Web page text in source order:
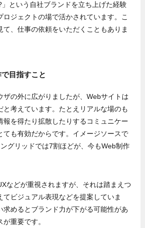
という自社ブランドを立ち上げた経験
ロジェクトの場で活かされています。こ
て、仕事の依頼をいただくこともありま
目指すこと
ザの外に広がりましたが、Webサイトは
と考えています。たとえリアルな場のも
報を得たり拡散したりするコミュニケー
ても有効だからです。イメージソースで
グリッドでは7割ほどが、今もWeb制作
などが重視されますが、それは踏まえつ
てビジュアル表現などを提案していま
求めるとブランド力が下がる可能性があ
重要です。